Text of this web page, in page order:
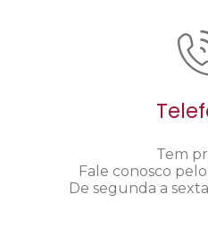
Tem
Fale conosco
De segunda a